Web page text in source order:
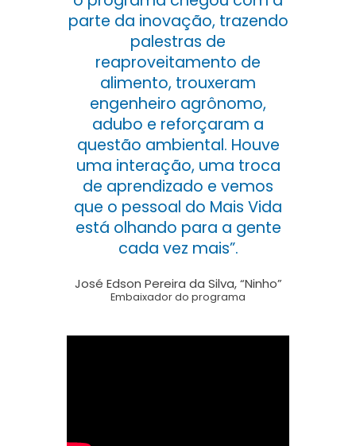
parte da inovação, trazendo
palestras de
reaproveitamento de
alimento, trouxeram
engenheiro agrônomo,
adubo e reforçaram a
questão ambiental. Houve
uma interação, uma troca
de aprendizado e vemos
que o pessoal do Mais Vida
está olhando para a gente
cada vez mais”.
José Edson Pereira da Silva, “Ninho”
Embaixador do programa